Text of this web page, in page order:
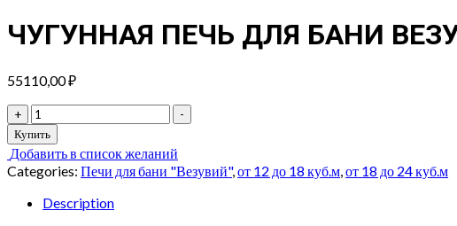
ЧУГУННАЯ ПЕЧЬ ДЛЯ БАНИ
55110,00₽
+
ЧУГУННАЯ
ПЕЧЬ
ДЛЯ
БАНИ
ВЕЗУВИЙ
ЛЕГЕНДА
-
Купить
Добавить в список желаний
Categories: Печи для бани "Везувий", от 12 до 18 куб.м от 18 до 24 куб.м
Description